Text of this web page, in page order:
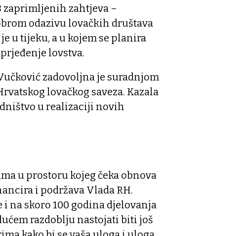
zahtjeva –
odazivu lovačkih društava
u tijeku, a u kojem se planira
lovstva.
zadovoljna je suradnjom
lovačkog saveza. Kazala
u realizaciji novih
u prostoru kojeg čeka obnova
i podržava Vlada RH.
na skoro 100 godina djelovanja
razdoblju nastojati biti još